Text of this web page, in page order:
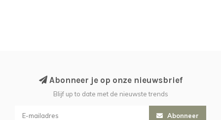
Abonneer je op onze nieuwsbrief
Blijf up to date met de nieuwste trends
Abonneer